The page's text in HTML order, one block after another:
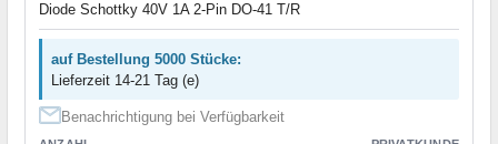
Diode Schottky 40V 1A 2-Pin DO-41 T/R
auf Bestellung 5000 Stücke:
Lieferzeit 14-21 Tag (e)
Benachrichtigung bei Verfügbarkeit